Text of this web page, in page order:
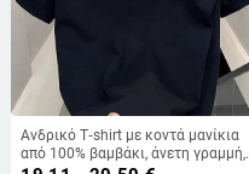
Ανδρικό T‑shirt με κοντά μανίκια
από 100% βαμβάκι, άνετη γραμμή,